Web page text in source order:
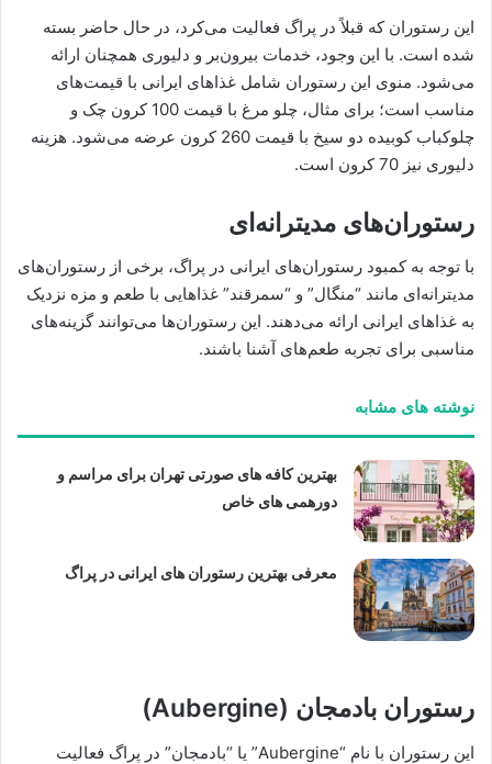
این رستوران که قبلاً در پراگ فعالیت می‌کرد، در حال حاضر بسته
شده است. با این وجود، خدمات بیرون‌بر و دلیوری همچنان ارائه
می‌شود. منوی این رستوران شامل غذاهای ایرانی با قیمت‌های
مناسب است؛ برای مثال، چلو مرغ با قیمت 100 کرون چک و
چلوکباب کوبیده دو سیخ با قیمت 260 کرون عرضه می‌شود. هزینه
دلیوری نیز 70 کرون است.
رستوران‌های مدیترانه‌ای
با توجه به کمبود رستوران‌های ایرانی در پراگ، برخی از رستوران‌های
مدیترانه‌ای مانند “منگال” و “سمرقند” غذاهایی با طعم و مزه نزدیک
به غذاهای ایرانی ارائه می‌دهند. این رستوران‌ها می‌توانند گزینه‌های
مناسبی برای تجربه طعم‌های آشنا باشند.
نوشته های مشابه
بهترین کافه های صورتی تهران برای مراسم و
دورهمی های خاص
معرفی بهترین رستوران های ایرانی در پراگ
رستوران بادمجان (Aubergine)
این رستوران با نام “Aubergine” یا “بادمجان” در پراگ فعالیت